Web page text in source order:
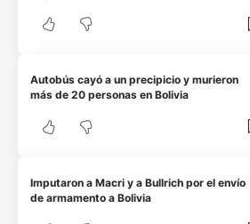
Autobús cayó a un precipicio y murieron
más de 20 personas en Bolivia
Imputaron a Macri y a Bullrich por el envío
de armamento a Bolivia